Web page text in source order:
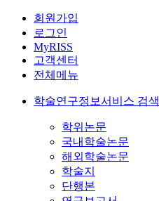
회원가입
로그인
MyRISS
고객센터
전체메뉴
학술연구정보서비스 검색
학위논문
국내학술논문
해외학술논문
학술지
단행본